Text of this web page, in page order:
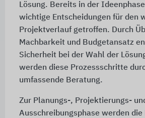
Lösung. Bereits in der
wichtige Entscheidungen für den
Projektverlauf getroffen. Durch
Machbarkeit und Budgetansatz
Sicherheit bei der Wahl der
werden diese Prozessschritte
umfassende Beratung.
Zur Planungs-, Projektierungs-
Ausschreibungsphase werden die